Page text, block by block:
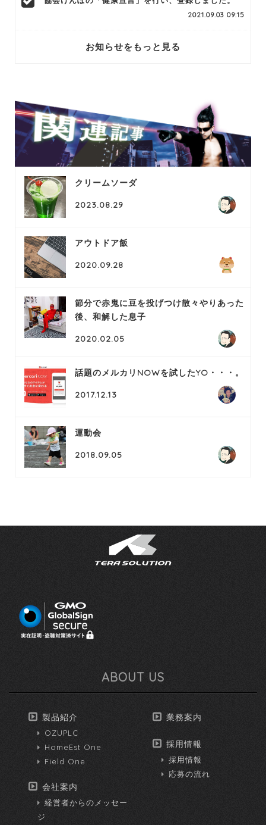
2021.09.03 09:15
お知らせをもっと見る
クリームソーダ
2023.08.29
アウトドア飯
2020.09.28
節分で赤鬼に豆を投げつけ散々やりあった
後、和解した息子
2020.02.05
話題のメルカリNOWを試したYO・・・。
2017.12.13
運動会
2018.09.05
ABOUT US
製品紹介
OZUPLC
HomeEst One
Field One
会社案内
経営者からのメッセー
ジ
業務案内
採用情報
採用情報
応募の流れ